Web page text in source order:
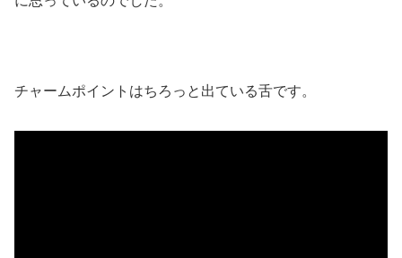
チャームポイントはちろっと出ている舌です。